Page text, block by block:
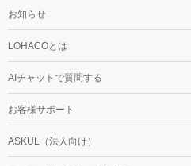
お知らせ
LOHACOとは
AIチャットで質問する
お客様サポート
ASKUL（法人向け）